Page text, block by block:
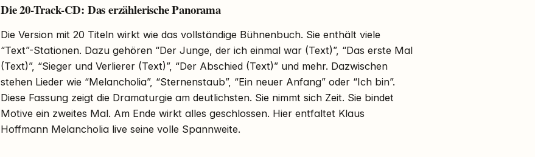
Die 20-Track-CD: Das erzählerische Panorama
Die Version mit 20 Titeln wirkt wie das vollständige Bühnenbuch. Sie enthält viele
“Text”-Stationen. Dazu gehören “Der Junge, der ich einmal war (Text)”, “Das erste Mal
(Text)”, “Sieger und Verlierer (Text)”, “Der Abschied (Text)” und mehr. Dazwischen
stehen Lieder wie “Melancholia”, “Sternenstaub”, “Ein neuer Anfang” oder “Ich bin”.
Diese Fassung zeigt die Dramaturgie am deutlichsten. Sie nimmt sich Zeit. Sie bindet
Motive ein zweites Mal. Am Ende wirkt alles geschlossen. Hier entfaltet Klaus
Hoffmann Melancholia live seine volle Spannweite.